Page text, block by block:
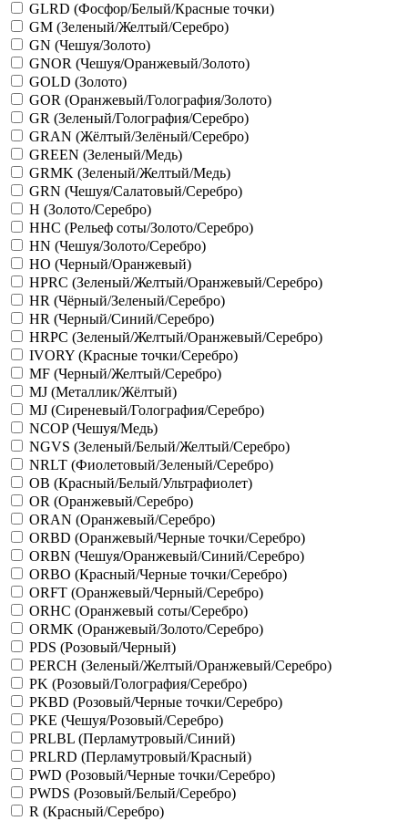
GLRD (Фосфор/Белый/Красные точки)
GM (Зеленый/Желтый/Серебро)
GN (Чешуя/Золото)
GNOR (Чешуя/Оранжевый/Золото)
GOLD (Золото)
GOR (Оранжевый/Голография/Золото)
GR (Зеленый/Голография/Серебро)
GRAN (Жёлтый/Зелёный/Серебро)
GREEN (Зеленый/Медь)
GRMK (Зеленый/Желтый/Медь)
GRN (Чешуя/Салатовый/Серебро)
H (Золото/Серебро)
HHC (Рельеф соты/Золото/Серебро)
HN (Чешуя/Золото/Серебро)
HO (Черный/Оранжевый)
HPRC (Зеленый/Желтый/Оранжевый/Серебро)
HR (Чёрный/Зеленый/Серебро)
HR (Черный/Синий/Серебро)
HRPC (Зеленый/Желтый/Оранжевый/Серебро)
IVORY (Красные точки/Серебро)
MF (Черный/Желтый/Серебро)
MJ (Металлик/Жёлтый)
MJ (Сиреневый/Голография/Серебро)
NCOP (Чешуя/Медь)
NGVS (Зеленый/Белый/Желтый/Серебро)
NRLT (Фиолетовый/Зеленый/Серебро)
OB (Красный/Белый/Ультрафиолет)
OR (Оранжевый/Серебро)
ORAN (Оранжевый/Серебро)
ORBD (Оранжевый/Черные точки/Серебро)
ORBN (Чешуя/Оранжевый/Синий/Серебро)
ORBO (Красный/Черные точки/Серебро)
ORFT (Оранжевый/Черный/Серебро)
ORHC (Оранжевый соты/Серебро)
ORMK (Оранжевый/Золото/Серебро)
PDS (Розовый/Черный)
PERCH (Зеленый/Желтый/Оранжевый/Серебро)
PK (Розовый/Голография/Серебро)
PKBD (Розовый/Черные точки/Серебро)
PKE (Чешуя/Розовый/Серебро)
PRLBL (Перламутровый/Синий)
PRLRD (Перламутровый/Красный)
PWD (Розовый/Черные точки/Серебро)
PWDS (Розовый/Белый/Серебро)
R (Красный/Серебро)